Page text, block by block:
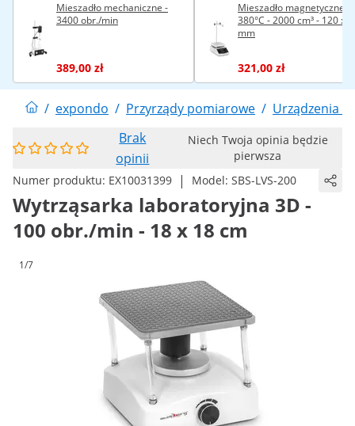
Mieszadło mechaniczne -
3400 obr./min
389,00 zł
Mieszadło magnetyczne -
380°C - 2000 cm³ - 120 x
mm
321,00 zł
/ expondo / Przyrządy pomiarowe / Urządzenia
Brak
opinii
Niech Twoja opinia będzie
pierwsza
Numer produktu: EX10031399 | Model: SBS-LVS-200
Wytrząsarka laboratoryjna 3D -
100 obr./min - 18 x 18 cm
1/7